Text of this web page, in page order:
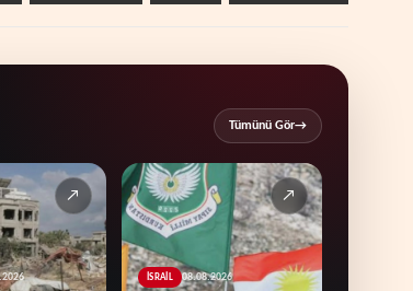
Tümünü Gör→
↗ ↗
İSRAİL 08.08.2026